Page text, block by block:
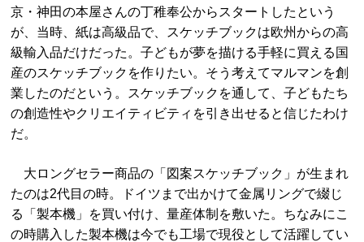
京・神田の本屋さんの丁稚奉公からスタートしたという
が、当時、紙は高級品で、スケッチブックは欧州からの高
級輸入品だけだった。子どもが夢を描ける手軽に買える国
産のスケッチブックを作りたい。そう考えてマルマンを創
業したのだという。スケッチブックを通して、子どもたち
の創造性やクリエイティビティを引き出せると信じたわけ
だ。
大ロングセラー商品の「図案スケッチブック」が生まれ
たのは2代目の時。ドイツまで出かけて金属リングで綴じ
る「製本機」を買い付け、量産体制を敷いた。ちなみにこ
の時購入した製本機は今でも工場で現役として活躍してい